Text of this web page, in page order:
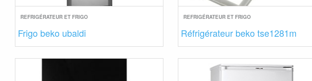
REFRIGÉRATEUR ET FRIGO
Frigo beko ubaldi
REFRIGÉRATEUR ET FRIGO
Réfrigérateur beko tse1281m